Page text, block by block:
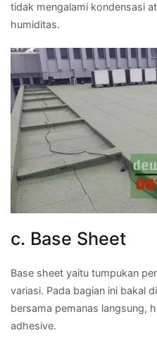
tidak mengalami kondensasi
humiditas.
c. Base Sheet
Base sheet yaitu tumpukan
variasi. Pada bagian ini bakal
bersama pemanas langsung,
adhesive.